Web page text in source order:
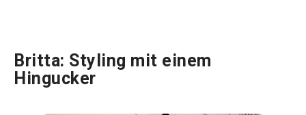
Britta: Styling mit einem
Hingucker